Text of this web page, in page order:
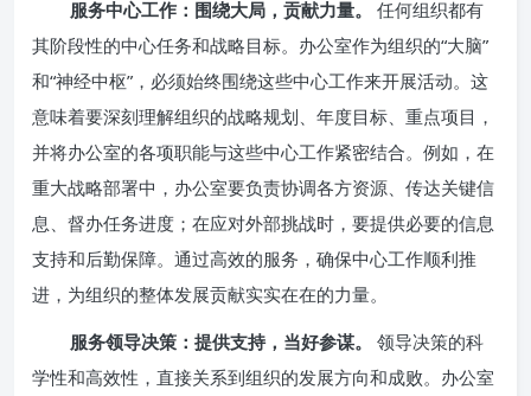
服务中心工作：围绕大局，贡献力量。
任何组织都有
其阶段性的中心任务和战略目标。办公室作为组织的“大脑”
和“神经中枢”，必须始终围绕这些中心工作来开展活动。这
意味着要深刻理解组织的战略规划、年度目标、重点项目，
并将办公室的各项职能与这些中心工作紧密结合。例如，在
重大战略部署中，办公室要负责协调各方资源、传达关键信
息、督办任务进度；在应对外部挑战时，要提供必要的信息
支持和后勤保障。通过高效的服务，确保中心工作顺利推
进，为组织的整体发展贡献实实在在的力量。
服务领导决策：提供支持，当好参谋。
领导决策的科
学性和高效性，直接关系到组织的发展方向和成败。办公室